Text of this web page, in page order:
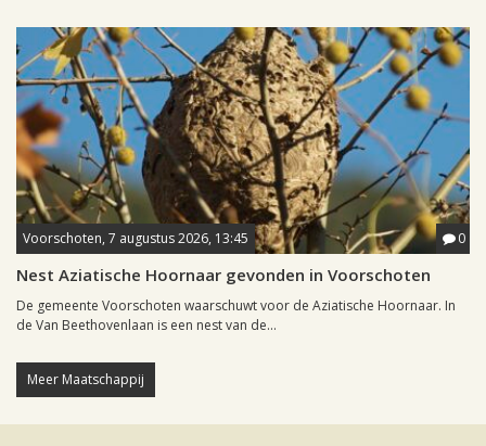
Voorschoten, 7 augustus 2026, 13:45 0
Nest Aziatische Hoornaar gevonden in Voorschoten
De gemeente Voorschoten waarschuwt voor de Aziatische Hoornaar. In
de Van Beethovenlaan is een nest van de...
Meer Maatschappij